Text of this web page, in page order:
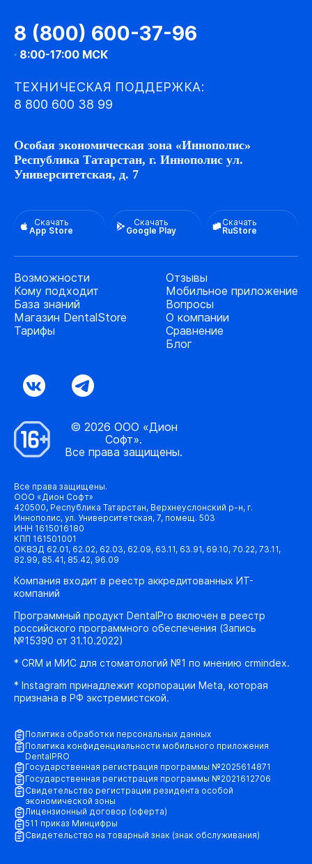
8 (800) 600-37-96
· 8:00-17:00 МСК
ТЕХНИЧЕСКАЯ ПОДДЕРЖКА:
8 800 600 38 99
Особая экономическая зона «Иннополис»
Республика Татарстан, г. Иннополис ул.
Университетская, д. 7
Скачать
App Store
Скачать
Google Play
Скачать
RuStore
Возможности
Кому подходит
База знаний
Магазин DentalStore
Тарифы
Отзывы
Мобильное приложение
Вопросы
О компании
Сравнение
Блог
© 2026 ООО «Дион
Софт».
Все права защищены.
Все права защищены.
ООО «Дион Софт»
420500, Республика Татарстан, Верхнеуслонский р-н, г.
Иннополис, ул. Университетская, 7, помещ. 503
ИНН 1615016180
КПП 161501001
ОКВЭД 62.01, 62.02, 62.03, 62.09, 63.11, 63.91, 69.10, 70.22, 73.11,
82.99, 85.41, 85.42, 96.09
Компания входит в реестр аккредитованных ИТ-
компаний
Программный продукт DentalPro включен в реестр
российского программного обеспечения (Запись
№15390 от 31.10.2022)
* CRM и МИС для стоматологий №1 по мнению crmindex.
* Instagram принадлежит корпорации Meta, которая
признана в РФ экстремистской.
Политика обработки персональных данных
Политика конфиденциальности мобильного приложения
DentalPRO
Государственная регистрация программы №2025614871
Государственная регистрация программы №2021612706
Свидетельство регистрации резидента особой
экономической зоны
Лицензионный договор (оферта)
511 приказ Минцифры
Свидетельство на товарный знак (знак обслуживания)